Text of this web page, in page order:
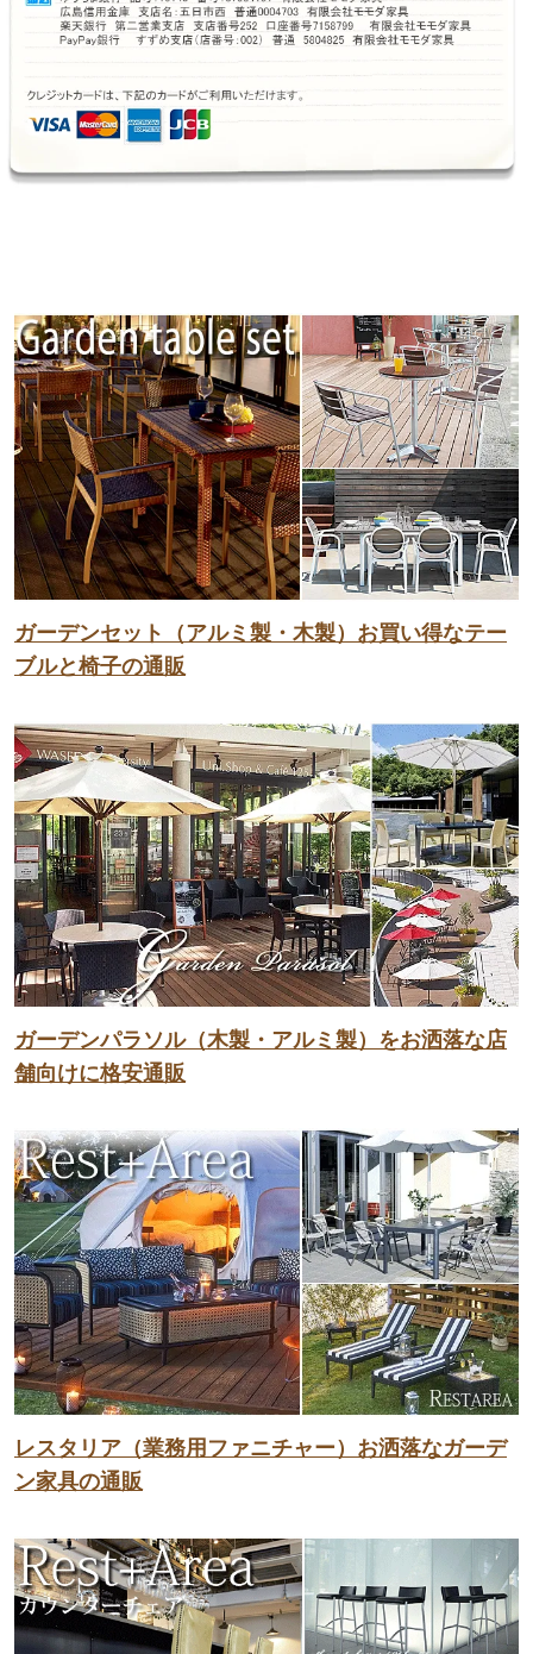
ガーデンセット（アルミ製・木製）お買い得なテー
ブルと椅子の通販
ガーデンパラソル（木製・アルミ製）をお洒落な店
舗向けに格安通販
レスタリア（業務用ファニチャー）お洒落なガーデ
ン家具の通販